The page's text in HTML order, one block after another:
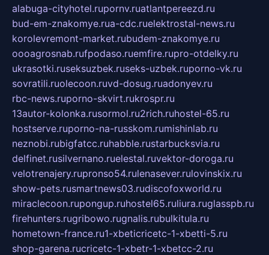
alabuga-cityhotel.rupornv.ruatlantpereezd.ru
bud-em-znakomye.rua-cdc.ruelektrostal-news.ru
korolevremont-market.rubudem-znakomye.ru
oooagrosnab.rufpodaso.ruemfire.rupro-otdelky.ru
ukrasotki.ruseksuzbek.ruseks-uzbek.ruporno-vk.ru
sovratili.ruolecoon.ruvd-dosug.ruadonyev.ru
rbc-news.ruporno-skvirt.rukrospr.ru
13autor-kolonka.rusormol.ru2rich.ruhostel-65.ru
hostserve.ruporno-na-russkom.rumishinlab.ru
neznobi.rubigfatcc.ruhabble.rustarbucksvia.ru
delfinet.rusilvernano.ruelestal.ruvektor-doroga.ru
velotrenajery.rupronso54.rulenasever.rulovinskix.ru
show-pets.rusmartnews03.rudiscofoxworld.ru
miraclecoon.rupongup.ruhostel65.ruliura.ruglasspb.ru
firehunters.rugribowo.rugnalis.rubulkitula.ru
hometown-france.ru1-xbeticricetc-1-xbetti-5.ru
shop-garena.rucricetc-1-xbetr-1-xbetcc-2.ru